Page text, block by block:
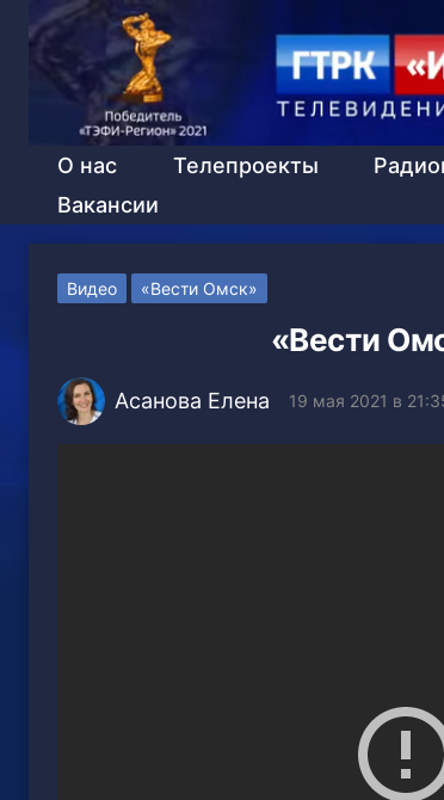
О нас Телепроекты
Вакансии
Видео «Вести Омск»
«Вести
Асанова Елена 19 мая 2021 в